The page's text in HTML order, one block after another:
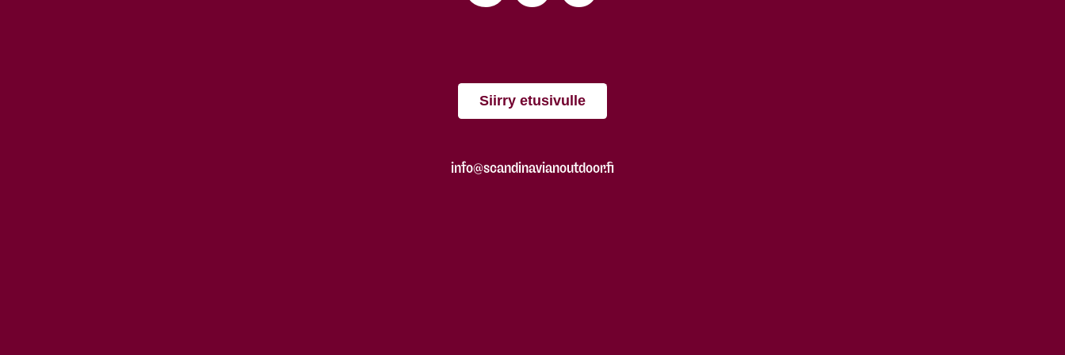
Siirry etusivulle
info@scandinavianoutdoor.fi